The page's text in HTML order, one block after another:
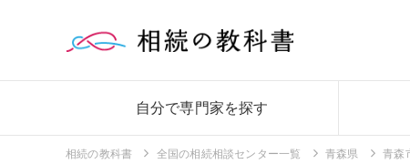
自分で専門家を探す
相続の教科書 全国の相続相談センター一覧 青森県 青森